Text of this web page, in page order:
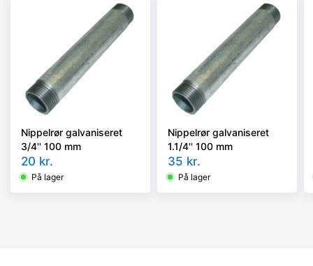
Nippelrør galvaniseret
3/4'' 100 mm
20 kr.
På lager
Nippelrør galvaniseret
1.1/4'' 100 mm
35 kr.
På lager